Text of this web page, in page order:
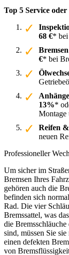
Top 5 Service
68 €* bei
Bremsen
€* bei
13%*
Montage
Reifen
neuen
Professioneller
Um sicher im
Bremsen Ihres
gehören auch die
befinden sich
Rad. Die vier
Bremssattel, was
die
sind, müssen Sie
einen defekten
von